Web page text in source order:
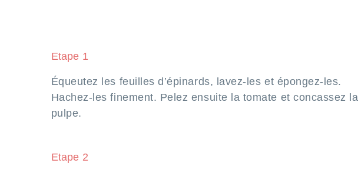
Etape 1
Équeutez les feuilles d’épinards, lavez-les et épongez-les.
Hachez-les finement. Pelez ensuite la tomate et concassez la
pulpe.
Etape 2